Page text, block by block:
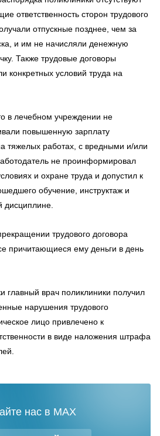
ответственность сторон трудового
отпускные позднее, чем за
и им не начисляли денежную
Также трудовые договоры
конкретных условий труда на
в лечебном учреждении не
повышенную зарплату
тяжелых работах, с вредными и/или
не проинформировал
и охране труда и допустил к
обучение, инструктаж и
дисциплине.
трудового договора
причитающиеся ему деньги в день
главный врач поликлиники получил
нарушения трудового
лицо привлечено к
в виде наложения штрафа
нас в MAX